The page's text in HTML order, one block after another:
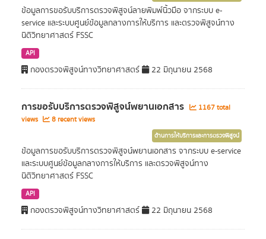
ข้อมูลการขอรับบริการตรวจพิสูจน์ลายพิมพ์นิ้วมือ จากระบบ e-
service และระบบศูนย์ข้อมูลกลางการให้บริการ และตรวจพิสูจน์ทาง
นิติวิทยาศาสตร์ FSSC
API
กองตรวจพิสูจน์ทางวิทยาศาสตร์ 22 มิถุนายน 2568
การขอรับบริการตรวจพิสูจน์พยานเอกสาร
1167 total
views
8 recent views
ด้านการให้บริการและการตรวจพิสูจน์
ข้อมูลการขอรับบริการตรวจพิสูจน์พยานเอกสาร จากระบบ e-service
และระบบศูนย์ข้อมูลกลางการให้บริการ และตรวจพิสูจน์ทาง
นิติวิทยาศาสตร์ FSSC
API
กองตรวจพิสูจน์ทางวิทยาศาสตร์ 22 มิถุนายน 2568